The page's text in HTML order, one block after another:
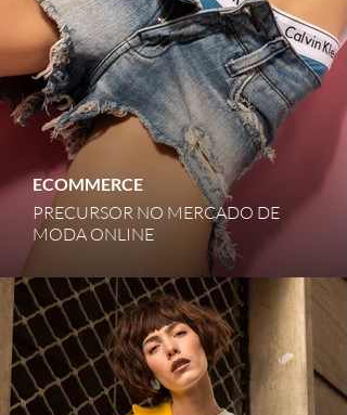
ECOMMERCE
PRECURSOR NO MERCADO DE
MODA ONLINE